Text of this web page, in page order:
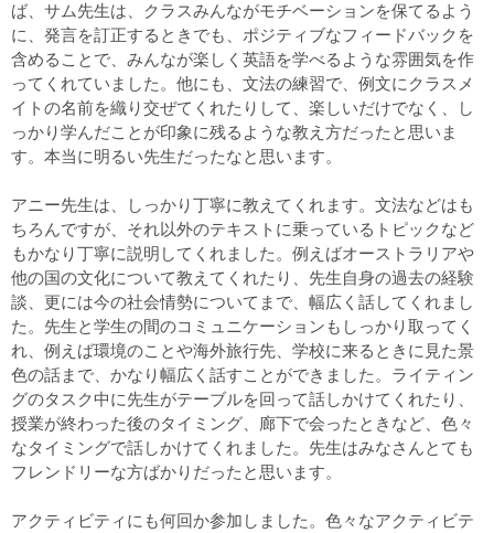
ば、サム先生は、クラスみんながモチベーションを保てるよう
に、発言を訂正するときでも、ポジティブなフィードバックを
含めることで、みんなが楽しく英語を学べるような雰囲気を作
ってくれていました。他にも、文法の練習で、例文にクラスメ
イトの名前を織り交ぜてくれたりして、楽しいだけでなく、し
っかり学んだことが印象に残るような教え方だったと思いま
す。本当に明るい先生だったなと思います。
アニー先生は、しっかり丁寧に教えてくれます。文法などはも
ちろんですが、それ以外のテキストに乗っているトピックなど
もかなり丁寧に説明してくれました。例えばオーストラリアや
他の国の文化について教えてくれたり、先生自身の過去の経験
談、更には今の社会情勢についてまで、幅広く話してくれまし
た。先生と学生の間のコミュニケーションもしっかり取ってく
れ、例えば環境のことや海外旅行先、学校に来るときに見た景
色の話まで、かなり幅広く話すことができました。ライティン
グのタスク中に先生がテーブルを回って話しかけてくれたり、
授業が終わった後のタイミング、廊下で会ったときなど、色々
なタイミングで話しかけてくれました。先生はみなさんとても
フレンドリーな方ばかりだったと思います。
アクティビティにも何回か参加しました。色々なアクティビテ